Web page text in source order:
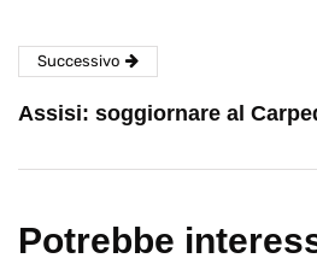
Successivo
Assisi: soggiornare al
Potrebbe